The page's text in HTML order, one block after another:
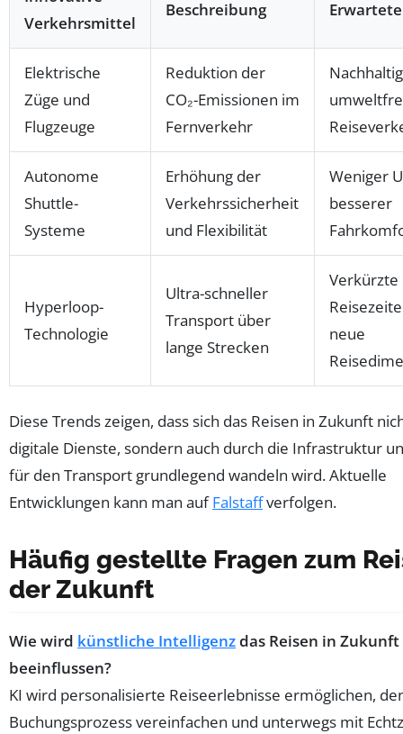
Verkehrsmittel
Beschreibung
Elektrische
Züge und
Flugzeuge
Reduktion der
CO₂-Emissionen im
Fernverkehr
Autonome
Shuttle-
Systeme
Erhöhung der
Verkehrssicherheit
und Flexibilität
Weniger
besserer
Hyperloop-
Technologie
Ultra-schneller
Transport über
lange Strecken
Verkürzte
neue
Diese Trends zeigen, dass sich das Reisen in Zukunft
digitale Dienste, sondern auch durch die Infrastruktur
für den Transport grundlegend wandeln wird. Aktuelle
Entwicklungen kann man aufFalstaffverfolgen.
Häufig gestellte Fragen zum
der Zukunft
Wie wird künstliche Intelligenzdas Reisen in Zukunft
beeinflussen?
KI wird personalisierte Reiseerlebnisse ermöglichen,
Buchungsprozess vereinfachen und unterwegs mit